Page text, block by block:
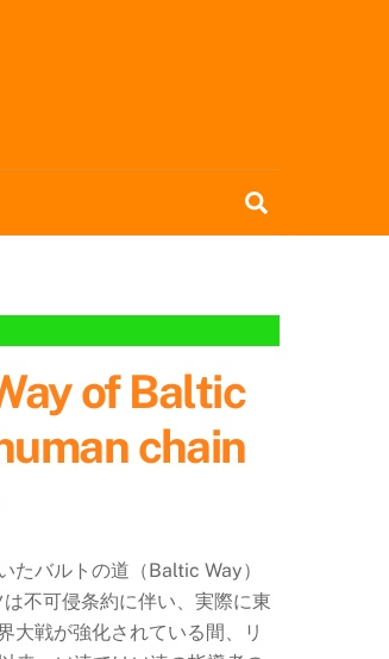
of Baltic
chain
たバルトの道（Baltic Way）
不可侵条約に伴い、実際に東
大戦が強化されている間、リ